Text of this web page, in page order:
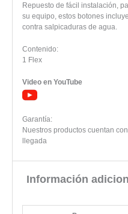
Repuesto de fácil instalación,
su equipo, estos botones
contra salpicaduras de agua.
Contenido:
1 Flex
Video en YouTube
Garantía:
Nuestros productos cuentan
llegada
Información